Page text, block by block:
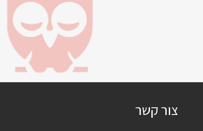
צור קשר